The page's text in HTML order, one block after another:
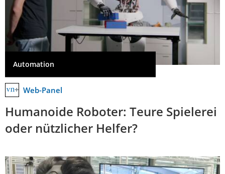
Automation
Web-Panel
Humanoide Roboter: Teure Spielerei
oder nützlicher Helfer?